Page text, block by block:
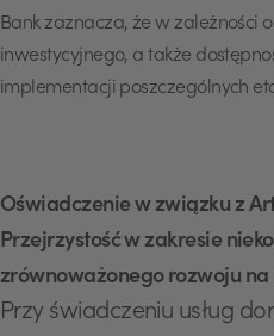
Bank zaznacza, że w zależności
inwestycyjnego, a także
implementacji poszczególnych
Oświadczenie w związku z
Przejrzystość w zakresie
zrównoważonego rozwoju
Przy świadczeniu usług